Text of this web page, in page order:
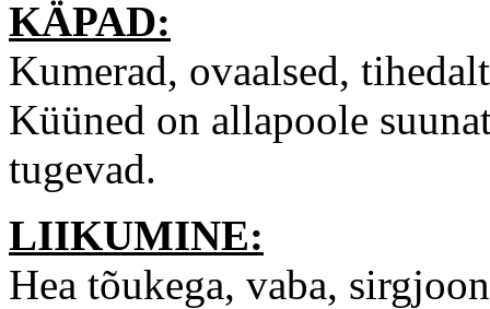
KÄPAD:
Kumerad, ovaalsed,
Küüned on allapoole
tugevad.
LIIKUMINE:
Hea tõukega, vaba,